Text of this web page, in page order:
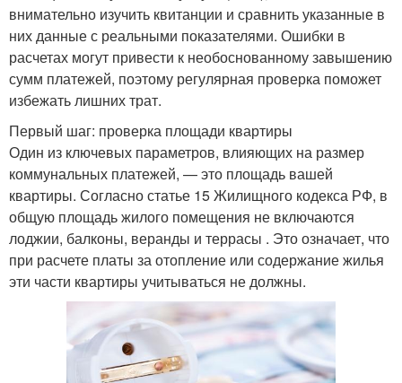
внимательно изучить квитанции и сравнить указанные в
них данные с реальными показателями. Ошибки в
расчетах могут привести к необоснованному завышению
сумм платежей, поэтому регулярная проверка поможет
избежать лишних трат.
Первый шаг: проверка площади квартиры
Один из ключевых параметров, влияющих на размер
коммунальных платежей, — это площадь вашей
квартиры. Согласно статье 15 Жилищного кодекса РФ, в
общую площадь жилого помещения не включаются
лоджии, балконы, веранды и террасы . Это означает, что
при расчете платы за отопление или содержание жилья
эти части квартиры учитываться не должны.